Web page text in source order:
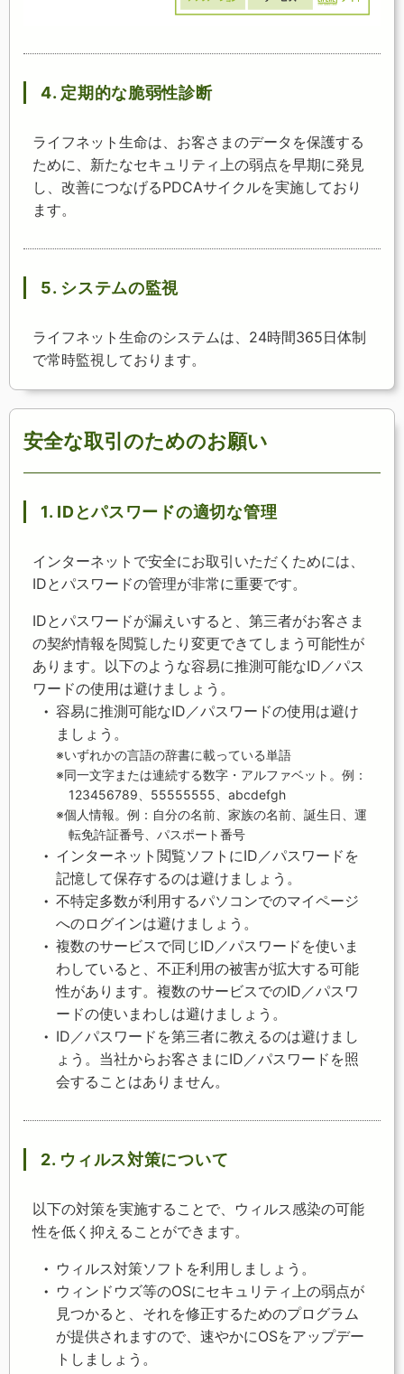
4. 定期的な脆弱性診断
ライフネット生命は、お客さまのデータを保護する
ために、新たなセキュリティ上の弱点を早期に発見
し、改善につなげるPDCAサイクルを実施しており
ます。
5. システムの監視
ライフネット生命のシステムは、24時間365日体制
で常時監視しております。
安全な取引のためのお願い
1. IDとパスワードの適切な管理
インターネットで安全にお取引いただくためには、
IDとパスワードの管理が非常に重要です。
IDとパスワードが漏えいすると、第三者がお客さま
の契約情報を閲覧したり変更できてしまう可能性が
あります。以下のような容易に推測可能なID／パス
ワードの使用は避けましょう。
容易に推測可能なID／パスワードの使用は避け
ましょう。
※いずれかの言語の辞書に載っている単語
※同一文字または連続する数字・アルファベット。例：
123456789、55555555、abcdefgh
※個人情報。例：自分の名前、家族の名前、誕生日、運
転免許証番号、パスポート番号
インターネット閲覧ソフトにID／パスワードを
記憶して保存するのは避けましょう。
不特定多数が利用するパソコンでのマイページ
へのログインは避けましょう。
複数のサービスで同じID／パスワードを使いま
わしていると、不正利用の被害が拡大する可能
性があります。複数のサービスでのID／パスワ
ードの使いまわしは避けましょう。
ID／パスワードを第三者に教えるのは避けまし
ょう。当社からお客さまにID／パスワードを照
会することはありません。
2. ウィルス対策について
以下の対策を実施することで、ウィルス感染の可能
性を低く抑えることができます。
ウィルス対策ソフトを利用しましょう。
ウィンドウズ等のOSにセキュリティ上の弱点が
見つかると、それを修正するためのプログラム
が提供されますので、速やかにOSをアップデー
トしましょう。